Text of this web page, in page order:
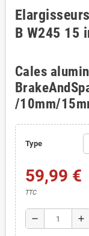
B W245 15
Cales
/10mm/
Type
59,99 €
TTC
remove add